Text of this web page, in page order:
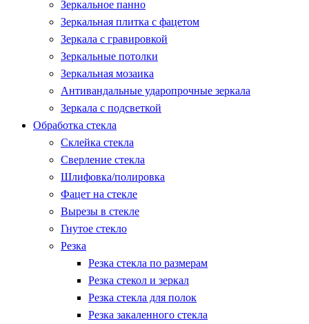
Зеркальное панно
Зеркальная плитка с фацетом
Зеркала с гравировкой
Зеркальные потолки
Зеркальная мозаика
Антивандальные ударопрочные зеркала
Зеркала с подсветкой
Обработка стекла
Склейка стекла
Сверление стекла
Шлифовка/полировка
Фацет на стекле
Вырезы в стекле
Гнутое стекло
Резка
Резка стекла по размерам
Резка стекол и зеркал
Резка стекла для полок
Резка закаленного стекла